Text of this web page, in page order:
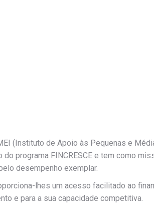
(Instituto de Apoio às Pequenas e
programa FINCRESCE e tem como
desempenho exemplar.
lhes um acesso facilitado ao
e para a sua capacidade competitiva.